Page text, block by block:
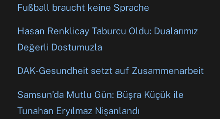
Fußball braucht keine Sprache
Hasan Renklicay Taburcu Oldu: Dualarımız
Değerli Dostumuzla
DAK-Gesundheit setzt auf Zusammenarbeit
Samsun’da Mutlu Gün: Büşra Küçük ile
Tunahan Eryılmaz Nişanlandı